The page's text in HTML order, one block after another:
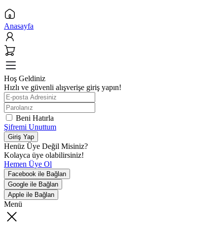
Anasayfa
Hoş Geldiniz
Hızlı ve güvenli alışverişe giriş yapın!
Beni Hatırla
Şifremi Unuttum
Giriş Yap
Henüz Üye Değil Misiniz?
Kolayca üye olabilirsiniz!
Hemen Üye Ol
Facebook ile Bağlan
Google ile Bağlan
Apple ile Bağlan
Menü